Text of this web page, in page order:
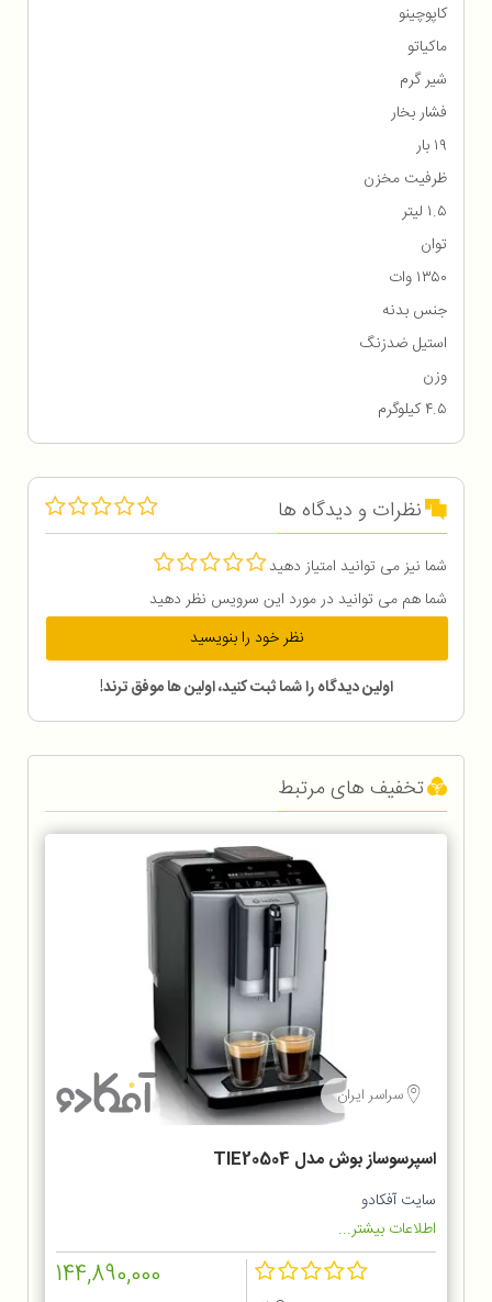
کاپوچینو
ماکیاتو
شیر گرم
فشار بخار
۱۹ بار
ظرفیت مخزن
۱.۵ لیتر
توان
۱۳۵۰ وات
جنس بدنه
استیل ضدزنگ
وزن
۴.۵ کیلوگرم
نظرات و دیدگاه ها
شما نیز می توانید امتیاز دهید
شما هم می توانید در مورد این سرویس نظر دهید
نظر خود را بنویسید
اولین دیدگاه را شما ثبت کنید، اولین ها موفق ترند!
تخفیف های مرتبط
سراسر ایران
اسپرسوساز بوش مدل TIE20504
سایت آفکادو
اطلاعات بیشتر...
144,890,000